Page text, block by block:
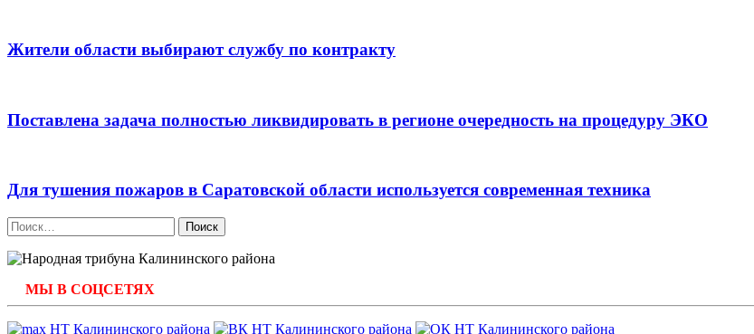
Жители области выбирают службу по контракту
Поставлена задача полностью ликвидировать в регионе очередность на процедуру ЭКО
Для тушения пожаров в Саратовской области используется современная техника
Найти:
МЫ В СОЦСЕТЯХ